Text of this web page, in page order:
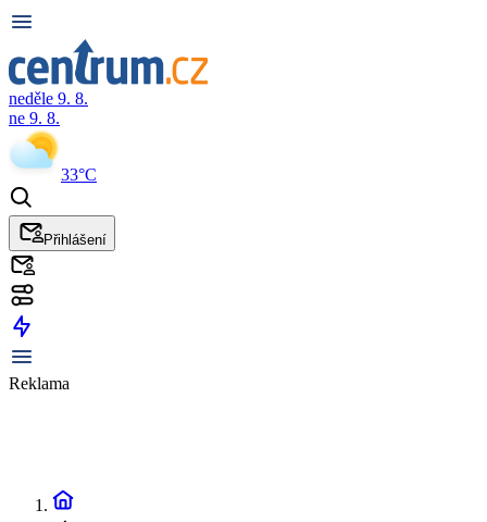
neděle 9. 8.
ne 9. 8.
33°C
Přihlášení
Reklama